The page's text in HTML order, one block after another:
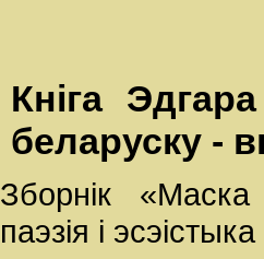
Кніга
беларуску -
Зборнік
паэзія і